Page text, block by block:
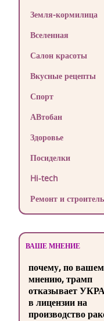
Земля-кормилица
Вселенная
Салон красоты
Вкусные рецепты
Спорт
АВтобан
Здоровье
Посиделки
Hi-tech
Ремонт и
ВАШЕ МНЕНИЕ
почему, по
мнению, трамп
отказывает
в лицензии на
производство